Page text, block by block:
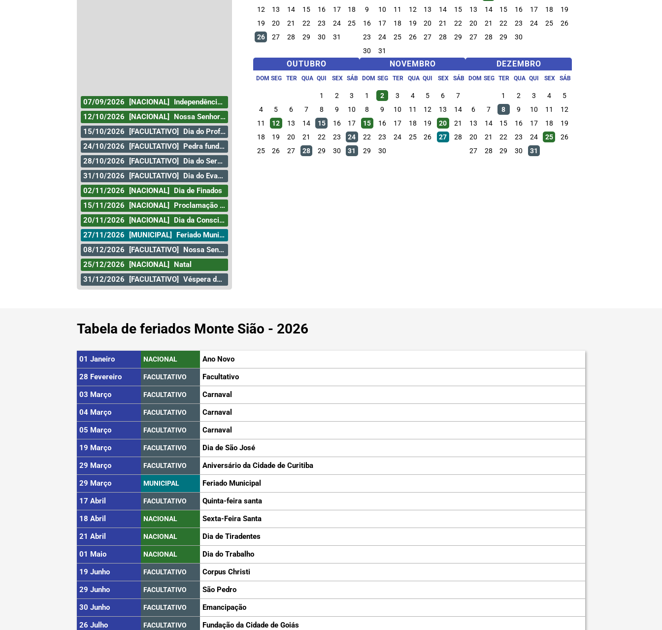
07/09/2026 [NACIONAL]
Independência do Brasil
12/10/2026
[NACIONAL]
Nossa Senhora Aparecida
15/10/2026
[FACULTATIVO]
Dia do Professor
24/10/2026
[FACULTATIVO]
Pedra fundamental de Goiânia
28/10/2026
[FACULTATIVO]
Dia do Servidor Público
31/10/2026
[FACULTATIVO]
Dia do Evangélico
02/11/2026
[NACIONAL]
Dia de Finados
15/11/2026
[NACIONAL]
Proclamação da República
20/11/2026
[NACIONAL]
Dia da Consciência Negra
27/11/2026
[MUNICIPAL]
Feriado Municipal
08/12/2026
[FACULTATIVO]
Nossa Senhora da Conceição
25/12/2026
[NACIONAL]
Natal
31/12/2026
[FACULTATIVO] Véspera de Ano Novo
12
13 14 15 16 17
18
19
20 21 22 23 24
25
26
27 28 29 30 31
9
10 11 12 13 14
15
16
17 18 19 20 21
22
23
24 25 26 27 28
29
30
31
13
14 15 16 17 18
19
20
21 22 23 24 25
26
27
28 29 30
OUTUBRO
DOM SEG TER QUA QUI SEX SÁB
1 2
3
4
5 6 7 8 9
10
11
12 13 14 15 16
17
18
19 20 21 22 23
24
25
26 27 28 29 30 31
NOVEMBRO
DOM SEG TER QUA QUI SEX SÁB
1 2 3 4 5 6
7
8
9 10 11 12 13
14
15
16 17 18 19 20
21
22
23 24 25 26 27
28
29
30
DEZEMBRO
DOM SEG TER QUA QUI SEX SÁB
1 2 3 4
5
6
7 8 9 10 11
12
13
14 15 16 17 18
19
20
21 22 23 24 25
26
27
28 29 30 31
Tabela de feriados Monte Sião - 2026
01 Janeiro NACIONAL
Ano Novo
28 Fevereiro
FACULTATIVO
Facultativo
03 Março
FACULTATIVO
Carnaval
04 Março
FACULTATIVO
Carnaval
05 Março
FACULTATIVO
Carnaval
19 Março
FACULTATIVO
Dia de São José
29 Março
FACULTATIVO
Aniversário da Cidade de Curitiba
29 Março
MUNICIPAL
Feriado Municipal
17 Abril
FACULTATIVO
Quinta-feira santa
18 Abril
NACIONAL
Sexta-Feira Santa
21 Abril
NACIONAL
Dia de Tiradentes
01 Maio
NACIONAL
Dia do Trabalho
19 Junho
FACULTATIVO
Corpus Christi
29 Junho
FACULTATIVO
São Pedro
30 Junho
FACULTATIVO
Emancipação
26 Julho
FACULTATIVO
Fundação da Cidade de Goiás